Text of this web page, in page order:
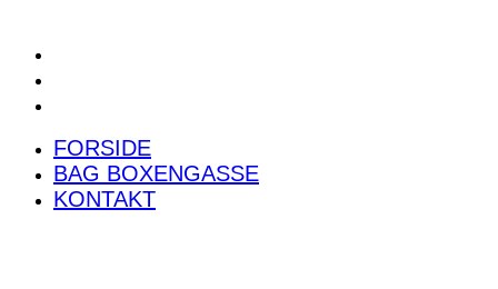
FORSIDE
BAG BOXENGASSE
KONTAKT